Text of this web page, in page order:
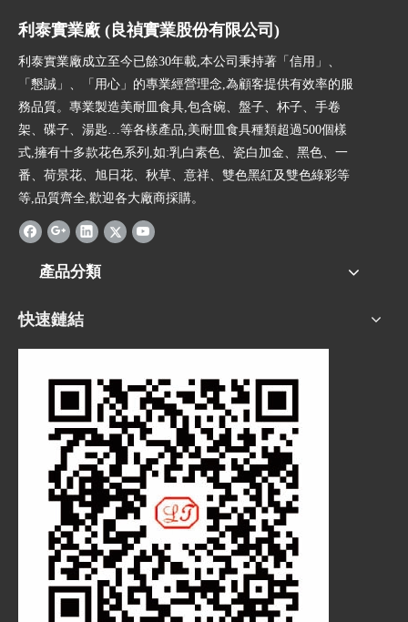
利泰實業廠 (良禎實業股份有限公司)
利泰實業廠成立至今已餘30年載,本公司秉持著「信用」、
「懇誠」、「用心」的專業經營理念,為顧客提供有效率的服
務品質。專業製造美耐皿食具,包含碗、盤子、杯子、手卷
架、碟子、湯匙…等各樣產品,美耐皿食具種類超過500個樣
式,擁有十多款花色系列,如:乳白素色、瓷白加金、黑色、一
番、荷景花、旭日花、秋草、意祥、雙色黑紅及雙色綠彩等
等,品質齊全,歡迎各大廠商採購。
產品分類
快速鏈結